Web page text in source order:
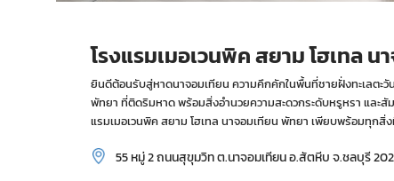
โรงแรมเมอเวนพิค สยาม โฮเทล
ยินดีต้อนรับสู่หาดนาจอมเทียน ความคึกคักในพื้นที่ชายฝั่งทะเลตะวั
พัทยา ที่ติดริมหาด พร้อมสิ่งอำนวยความสะดวกระดับหรูหรา และ
แรมเมอเวนพิค สยาม โฮเทล นาจอมเทียน พัทยา เพียบพร้อมทุก
55 หมู่ 2 ถนนสุขุมวิท ต.นาจอมเทียน อ.สัตหีบ จ.ชลบุรี